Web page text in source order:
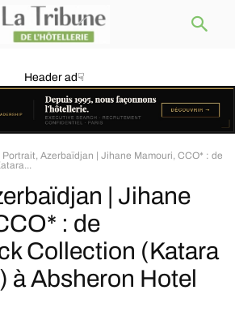
Header ad☟
Portrait, Azerbaïdjan | Jihane Mamouri, CCO* : de
| Jihane
: de
Collection (Katara
à Absheron Hotel